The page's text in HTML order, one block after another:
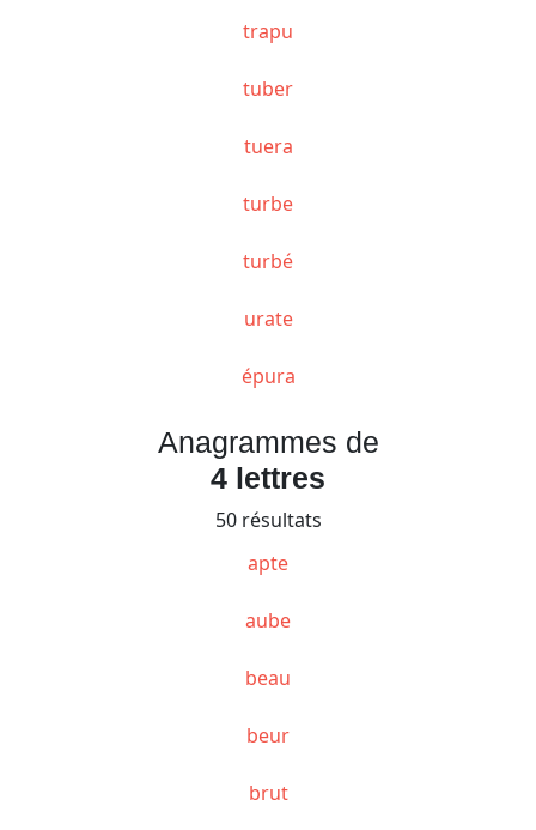
trapu
tuber
tuera
turbe
turbé
urate
épura
Anagrammes de
4 lettres
50 résultats
apte
aube
beau
beur
brut